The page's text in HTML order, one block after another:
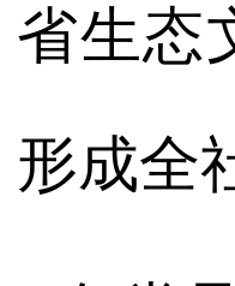
省生态
形成全